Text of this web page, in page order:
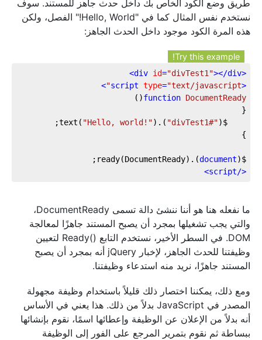
طريق وضع الكود الخاص بك داخل حدث جاهز للمستند. سوف
نستخدم نفس المثال كما في "Hello, World!" الفصل، ولكن
هذه المرة الكود موجود داخل الحدث الجاهز:
Try this example!
<
div id="divTest1"></div
>
<
script type="text/javascript"
>
function DocumentReady
(
)
"#divTest1"
).text(
"Hello, world!"
$(
document
).ready(DocumentReady);
</
script
>
ما نفعله هنا هو أننا ننشئ دالة تسمى DocumentReady،
والتي يجب تشغيلها بمجرد أن يصبح المستند جاهزًا لمعالجة
DOM. في السطر الأخير، نستخدم التابع Ready()‎ لتعيين
وظيفتنا للحدث الجاهز، لإخبار jQuery أنه بمجرد أن يصبح
المستند جاهزًا، نريد منه استدعاء وظيفتنا.
ومع ذلك، يمكننا اختصار ذلك قليلاً باستخدام وظيفة مجهولة
المصدر في JavaScript بدلاً من ذلك. هذا يعني في الأساس
أنه بدلاً من الإعلان عن الوظيفة وإعطائها اسمًا، نقوم بإنشائها
ببساطة ثم نقوم بتمرير المرجع على الفور إلى الوظيفة